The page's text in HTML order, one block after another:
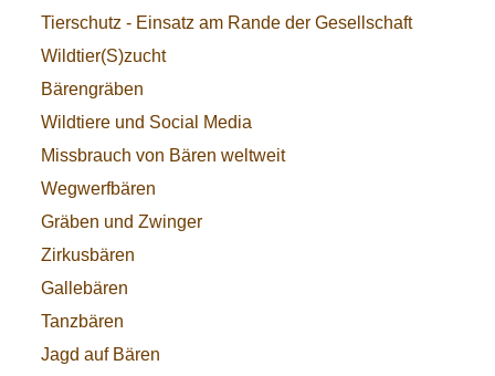
Tierschutz - Einsatz am Rande der Gesellschaft
Wildtier(S)zucht
Bärengräben
Wildtiere und Social Media
Missbrauch von Bären weltweit
Wegwerfbären
Gräben und Zwinger
Zirkusbären
Gallebären
Tanzbären
Jagd auf Bären